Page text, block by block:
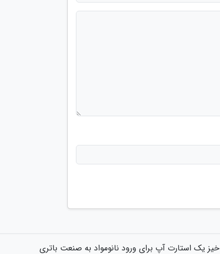
خیز یک استارت آپ برای ورود نانومواد به صنعت باتری